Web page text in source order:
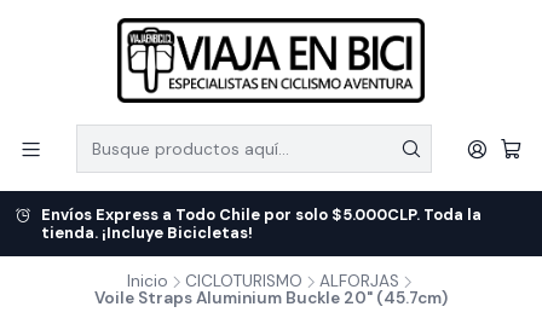
Envíos Express a Todo Chile por solo $5.000CLP. Toda la
tienda. ¡Incluye Bicicletas!
Inicio CICLOTURISMO
ALFORJAS
Voile Straps Aluminium Buckle 20" (45.7cm)